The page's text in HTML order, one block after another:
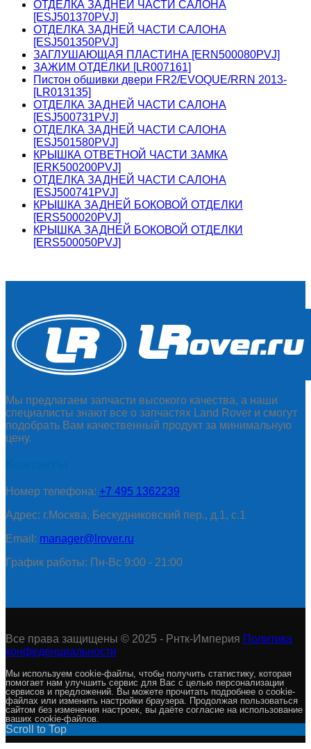
ОТДЕЛКА ЗАДНЕЙ ЧАСТИ САЛОНА
[ESJ501370PVJ]
ОТДЕЛКА ЗАДНЕЙ ЧАСТИ САЛОНА
[ESJ501350PVJ]
ЗАГЛУШАЮЩАЯ ПЛАСТИНА [ERN500080PVJ]
ЗАЖИМ ОТДЕЛКИ [LR007161]
Пистон обшивки двери FR2/EVOQUE/RRN 2013-
[LR013135]
ОТДЕЛКА ЗАДНЕЙ ЧАСТИ САЛОНА
[ESJ500731PVJ]
ОТДЕЛКА ЗАДНЕЙ ЧАСТИ САЛОНА
[ESJ501580PVJ]
КРЫШКА ОТВЕТНОЙ ЧАСТИ ЗАМКА
[ERK500200PVJ]
ОТДЕЛКА ЗАДНЕЙ ЧАСТИ САЛОНА
[ESJ500741PVJ]
КРЫШКА ЗАДНЕЙ БОКОВОЙ ОТДЕЛКИ
[ERS500020PVJ]
КРЫШКА ЗАДНЕЙ БОКОВОЙ ОТДЕЛКИ
[ERS500050PVJ]
Мы предлагаем запчасти высокого качества, а наши
специалисты знают все о запчастях Land Rover и смогут
подобрать Вам качественный продукт за минимальную
цену.
Номер телефона: +7 495 1362239
Адрес: г.Москва, Бескудниковский пер., д.1, с.1
Email: manager@lrover.ru
График работы: Пн-Вс 9:00 - 21:00
Все права защищены © 2025 - Рнтк-Империя Политика
конфеденциальности
Мы используем cookie-файлы, чтобы получить статистику, которая
помогает нам улучшить сервис для Вас с целью персонализации
сервисов и предложений. Вы можете прочитать подробнее о cookie-
файлах или изменить настройки браузера. Продолжая пользоваться
сайтом без изменения настроек, вы даёте согласие на использование
ваших cookie-файлов.
Scroll to Top